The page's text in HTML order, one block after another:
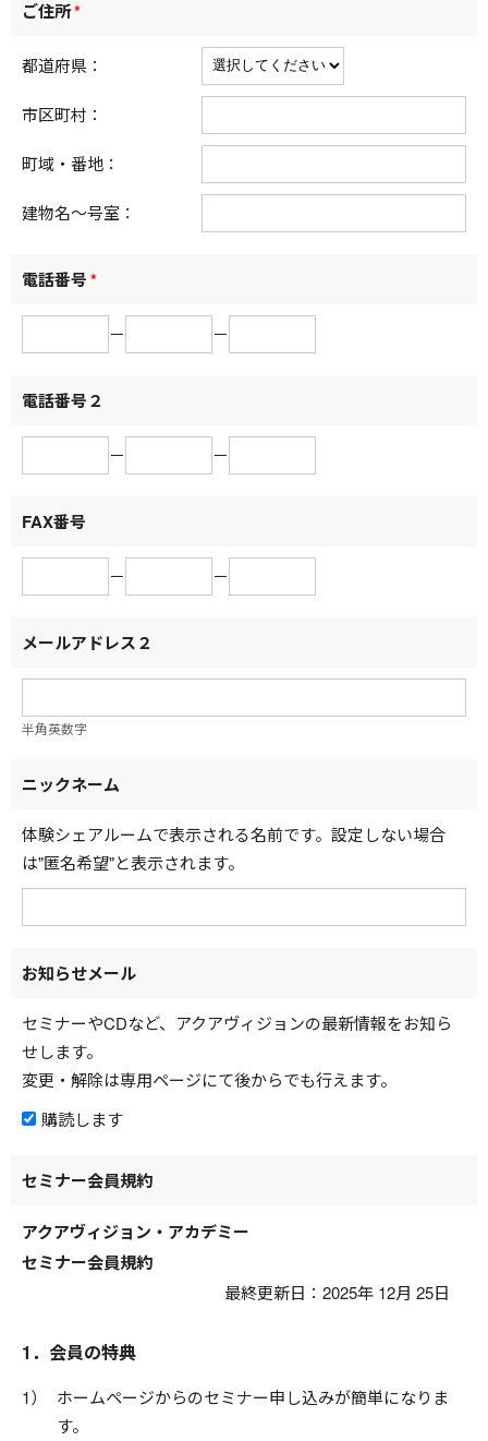
ご住所*
都道府県：
市区町村：
町域・番地：
建物名～号室：
電話番号*
－ －
電話番号２
－ －
FAX番号
－ －
メールアドレス２
半角英数字
ニックネーム
体験シェアルームで表示される名前です。設定しない場合
は"匿名希望"と表示されます。
お知らせメール
セミナーやCDなど、アクアヴィジョンの最新情報をお知ら
せします。
変更・解除は専用ページにて後からでも行えます。
購読します
セミナー会員規約
アクアヴィジョン・アカデミー
セミナー会員規約
最終更新日：2025年 12月 25日
1．会員の特典
ホームページからのセミナー申し込みが簡単になりま
す。